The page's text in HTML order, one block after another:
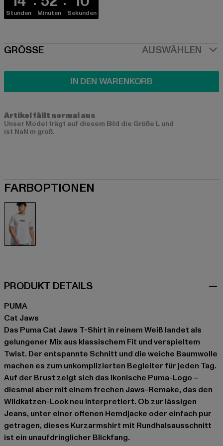
Stunden Minuten Sekunden
SIZE
GRÖSSE AUSWÄHLEN
IN DEN WARENKORB
Artikel fällt normal aus
Unser Model trägt auf diesem Bild die Größe L und
ist NaN m groß.
FARBOPTIONEN
PRODUKT DETAILS
PUMA
Cat Jaws
Das Puma Cat Jaws T-Shirt in reinem Weiß landet als
gelungener Mix aus klassischem Fit und verspieltem
Twist. Der entspannte Schnitt und die weiche Baumwolle
machen es zum unkomplizierten Begleiter für jeden Tag.
Auf der Brust zeigt sich das ikonische Puma-Logo –
diesmal aber mit einem frechen Jaws-Remake, das den
Wildkatzen-Look neu interpretiert. Ob zur lässigen
Jeans, unter einer offenen Hemdjacke oder einfach pur
getragen, dieses Kurzarmshirt mit Rundhalsausschnitt
ist ein unaufdringlicher Blickfang.